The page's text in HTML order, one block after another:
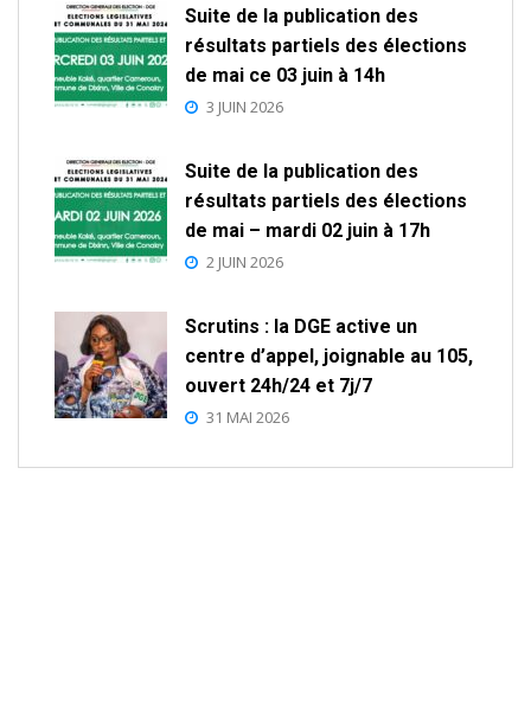
Suite de la publication des
résultats partiels des élections
de mai ce 03 juin à 14h
3 JUIN 2026
Suite de la publication des
résultats partiels des élections
de mai – mardi 02 juin à 17h
2 JUIN 2026
Scrutins : la DGE active un
centre d’appel, joignable au 105,
ouvert 24h/24 et 7j/7
31 MAI 2026